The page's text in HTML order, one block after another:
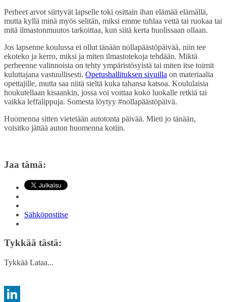
Perheet arvot siirtyvät lapselle toki osittain ihan elämää elämällä,
mutta kyllä minä myös selitän, miksi emme tuhlaa vettä tai ruokaa tai
mitä ilmastonmuutos tarkoittaa, kun siitä kerta huolissaan ollaan.
Jos lapsenne koulussa ei ollut tänään nollapäästöpäivää, niin tee
ekoteko ja kerro, miksi ja miten ilmastotekoja tehdään. Miktä
perheenne valinnoista on tehty ympäristösyistä tai miten itse toimit
kuluttajana vastuullisesti. Opetushallituksen sivuilla on materiaalia
opettajille, mutta saa niitä sieltä kuka tahansa katsoa. Koululaisia
houkutellaan kisaankin, jossa voi voittaa koko luokalle retkiä tai
vaikka leffalippuja. Somesta löytyy #nollapäästöpäivä.
Huomenna sitten vietetään autotonta päivää. Mieti jo tänään,
voisitko jättää auton huomenna kotiin.
Jaa tämä:
Sähköpostitse
Tykkää tästä:
Tykkää Lataa...